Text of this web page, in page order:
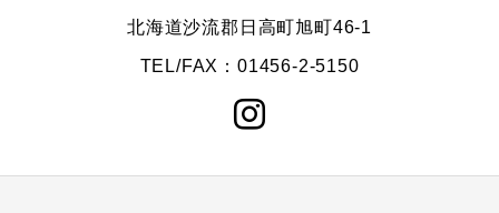
北海道沙流郡日高町旭町46-1
TEL/FAX：01456-2-5150